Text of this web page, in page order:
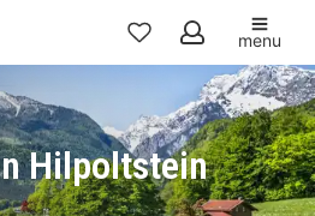
Mijn
favorieten
menu
Hilpoltstein